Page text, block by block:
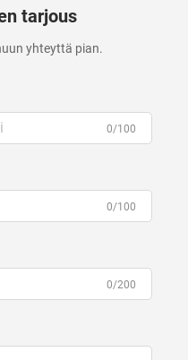
tarjous
yhteyttä pian.
0/100
0/100
0/200